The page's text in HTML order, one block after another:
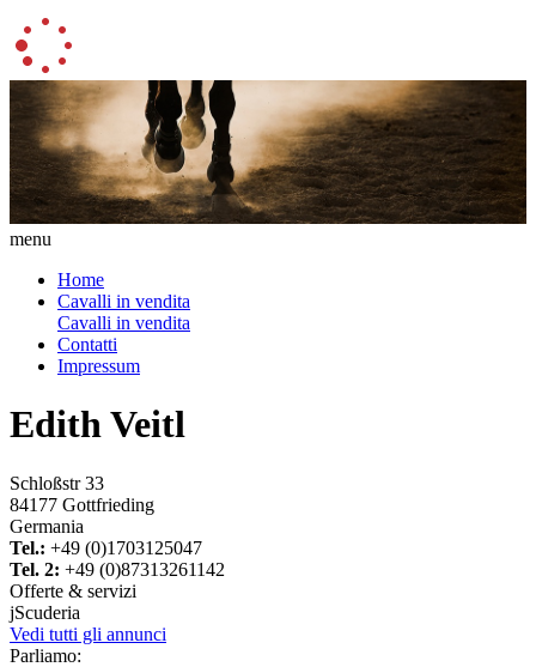
menu
Home
Cavalli in vendita
Cavalli in vendita
Contatti
Impressum
Edith Veitl
Schloßstr 33
84177 Gottfrieding
Germania
Tel.: +49 (0)1703125047
Tel. 2: +49 (0)87313261142
Offerte & servizi
jScuderia
Vedi tutti gli annunci
Parliamo: